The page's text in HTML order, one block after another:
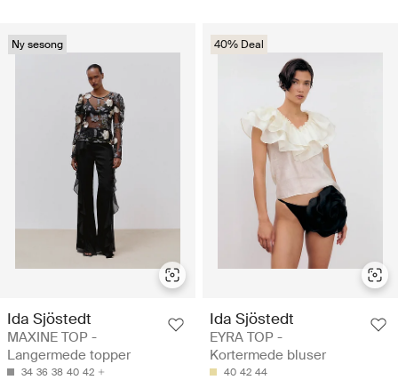
Ny sesong
Ida Sjöstedt
MAXINE TOP -
Langermede topper
34 36 38 40 42
40% Deal
Ida Sjöstedt
EYRA TOP -
Kortermede bluser
40 42 44